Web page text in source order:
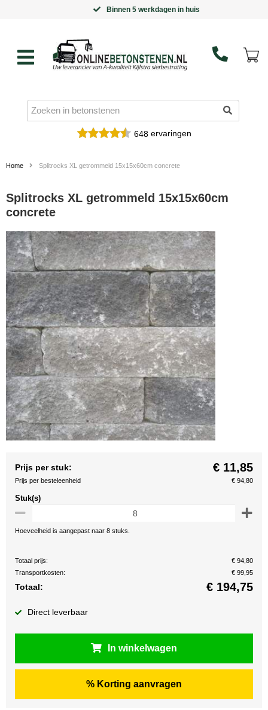
Binnen 5 werkdagen in huis
648ervaringen
Home Splitrocks XL getrommeld 15x15x60cm concrete
Splitrocks XL getrommeld 15x15x60cm
concrete
Prijs per stuk: € 11,85
Prijs per besteleenheid € 94,80
Stuk(s)
Hoeveelheid is aangepast naar 8 stuks.
Totaal prijs:
€ 94,80
Transportkosten:
€ 99,95
Totaal: € 194,75
Direct leverbaar
In winkelwagen
% Korting aanvragen